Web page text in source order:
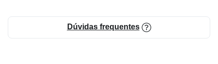
consciência humana.
Dúvidas frequentes